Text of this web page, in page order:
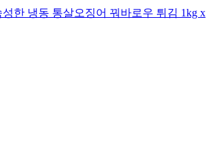
한 냉동 통살오징어 꿔바로우 튀김 1kg x